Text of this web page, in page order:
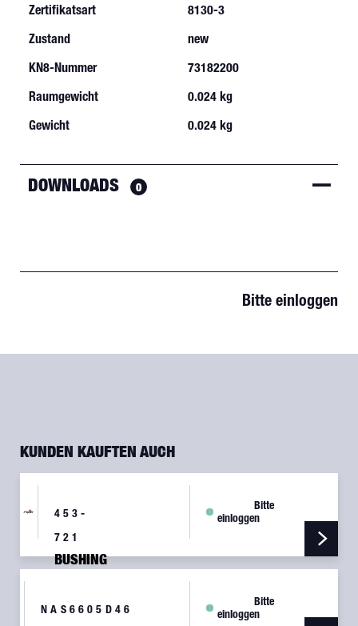
Zertifikatsart
8130-3
Zustand
new
KN8-Nummer
73182200
Raumgewicht
0.024 kg
Gewicht
0.024 kg
DOWNLOADS 0
Bitte einloggen
KUNDEN KAUFTEN AUCH
453-
721
BUSHING
STRUT
Bitte
einloggen
NAS6605D46
Bitte
einloggen